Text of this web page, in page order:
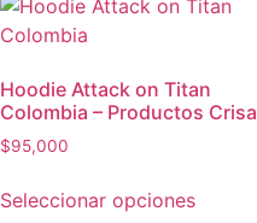
Hoodie Attack on Titan
Colombia – Productos Crisa
$95,000
Seleccionar opciones